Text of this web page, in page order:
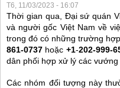
T6, 11/03/2023 - 16:07
Thời gian qua, Đại sứ quán
và người gốc Việt Nam về
trong đó có những trường
861-0737 hoặc +1-202-999-
dân phối hợp xử lý các vướng
Các nhóm đối tượng này